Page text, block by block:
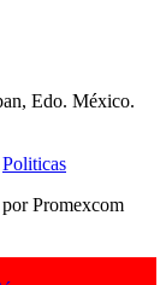
Edo. México.
Politicas
Promexcom